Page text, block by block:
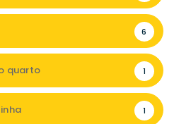
6
quarto 1
1